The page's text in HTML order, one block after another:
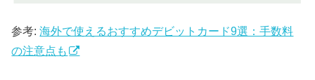
参考:海外で使えるおすすめデビットカード9選：手数料
の注意点も